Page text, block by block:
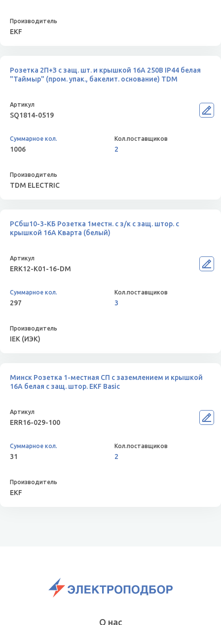
EKF
Розетка 2П+З с защ. шт. и крышкой 16А 250В IP44 белая
"Таймыр" (пром. упак., бакелит. основание) TDM
SQ1814-0519
1006 2
TDM ELECTRIC
РСбш10-3-КБ Розетка 1местн. с з/к с защ. штор. с
крышкой 16А Кварта (белый)
ERK12-K01-16-DM
297 3
IEK (ИЭК)
Минск Розетка 1-местная СП с заземлением и крышкой
16А белая с защ. штор. EKF Basic
ERR16-029-100
31 2
EKF
О нас